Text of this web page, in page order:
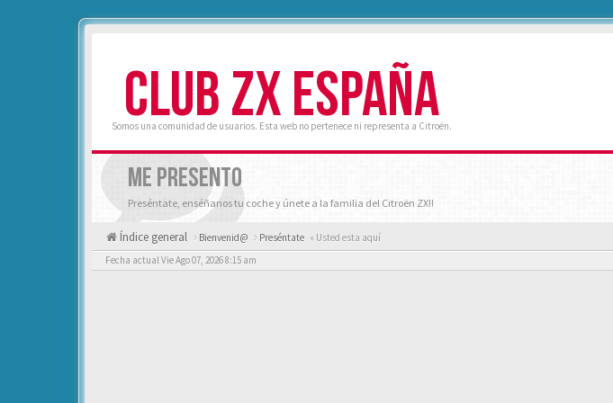
CLUB ZX ESPAÑA
Somos una comunidad de usuarios. Esta web no pertenece ni representa a Citroën.
ME PRESENTO
Preséntate, enséñanos tu coche y únete a la familia del Citroën ZX!!
Índice general Bienvenid@ Preséntate « Usted esta aquí
Fecha actual Vie Ago 07, 2026 8:15 am